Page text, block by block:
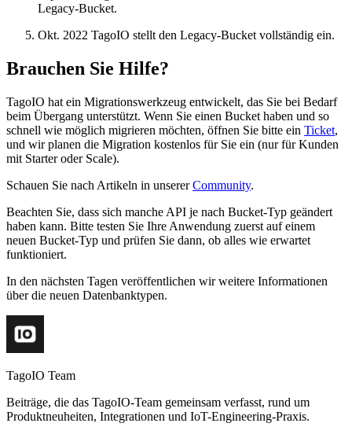
Legacy-Bucket.
Okt. 2022 TagoIO stellt den Legacy-Bucket vollständig ein.
Brauchen Sie Hilfe?
TagoIO hat ein Migrationswerkzeug entwickelt, das Sie bei Bedarf
beim Übergang unterstützt. Wenn Sie einen Bucket haben und so
schnell wie möglich migrieren möchten, öffnen Sie bitte ein Ticket,
und wir planen die Migration kostenlos für Sie ein (nur für Kunden
mit Starter oder Scale).
Schauen Sie nach Artikeln in unsererCommunity.
Beachten Sie, dass sich manche API je nach Bucket-Typ geändert
haben kann. Bitte testen Sie Ihre Anwendung zuerst auf einem
neuen Bucket-Typ und prüfen Sie dann, ob alles wie erwartet
funktioniert.
In den nächsten Tagen veröffentlichen wir weitere Informationen
über die neuen Datenbanktypen.
TagoIO Team
Beiträge, die das TagoIO-Team gemeinsam verfasst, rund um
Produktneuheiten, Integrationen und IoT-Engineering-Praxis.